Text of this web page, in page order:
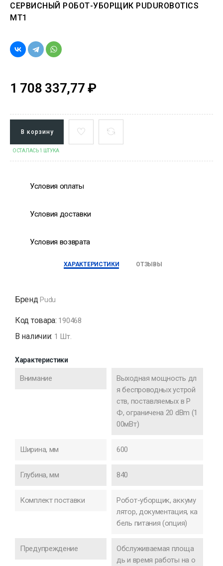
СЕРВИСНЫЙ РОБОТ-УБОРЩИК PUDUROBOTICS
MT1
1 708 337,77 ₽
В корзину
ОСТАЛАСЬ 1 ШТУКА
Условия оплаты
Условия доставки
Условия возврата
ХАРАКТЕРИСТИКИ ОТЗЫВЫ
Бренд Pudu
Код товара: 190468
В наличии: 1 Шт.
Характеристики
Внимание
Выходная мощность дл
я беспроводных устрой
ств, поставляемых в Р
Ф, ограничена 20 dBm (1
00мВт)
Ширина, мм 600
Глубина, мм 840
Комплект поставки
Робот-уборщик, аккуму
лятор, документация, ка
бель питания (опция)
Предупреждение
Обслуживаемая площа
дь и время работы на о